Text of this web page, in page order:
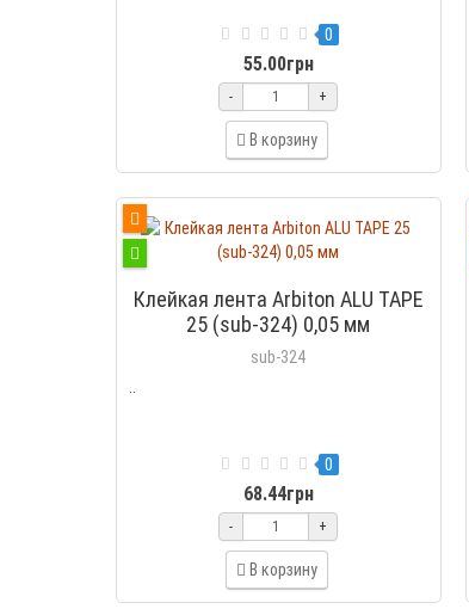
0
55.00грн
- +
В корзину
Клейкая лента Arbiton ALU TAPE
25 (sub-324) 0,05 мм
sub-324
0
68.44грн
- +
В корзину